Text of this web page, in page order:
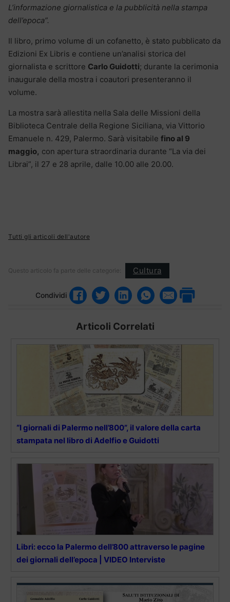
L’informazione giornalistica e la pubblicità nella stampa
dell’epoca”.
Il libro, primo volume di un cofanetto, è stato pubblicato da
Edizioni Ex Libris e contiene un’analisi storica del
giornalista e scrittore Carlo Guidotti; durante la cerimonia
inaugurale della mostra i coautori presenteranno il
volume.
La mostra sarà allestita nella Sala delle Missioni della
Biblioteca Centrale della Regione Siciliana, via Vittorio
Emanuele n. 429, Palermo. Sarà visitabile fino al 9
maggio, con apertura straordinaria durante “La via dei
Librai”, il 27 e 28 aprile, dalle 10.00 alle 20.00.
Tutti gli articoli dell'autore
Questo articolo fa parte delle categorie: Cultura
Condividi
Articoli Correlati
“I giornali di Palermo nell’800”, il valore della carta
stampata nel libro di Adelfio e Guidotti
Libri: ecco la Palermo dell’800 attraverso le pagine
dei giornali dell’epoca | VIDEO Interviste